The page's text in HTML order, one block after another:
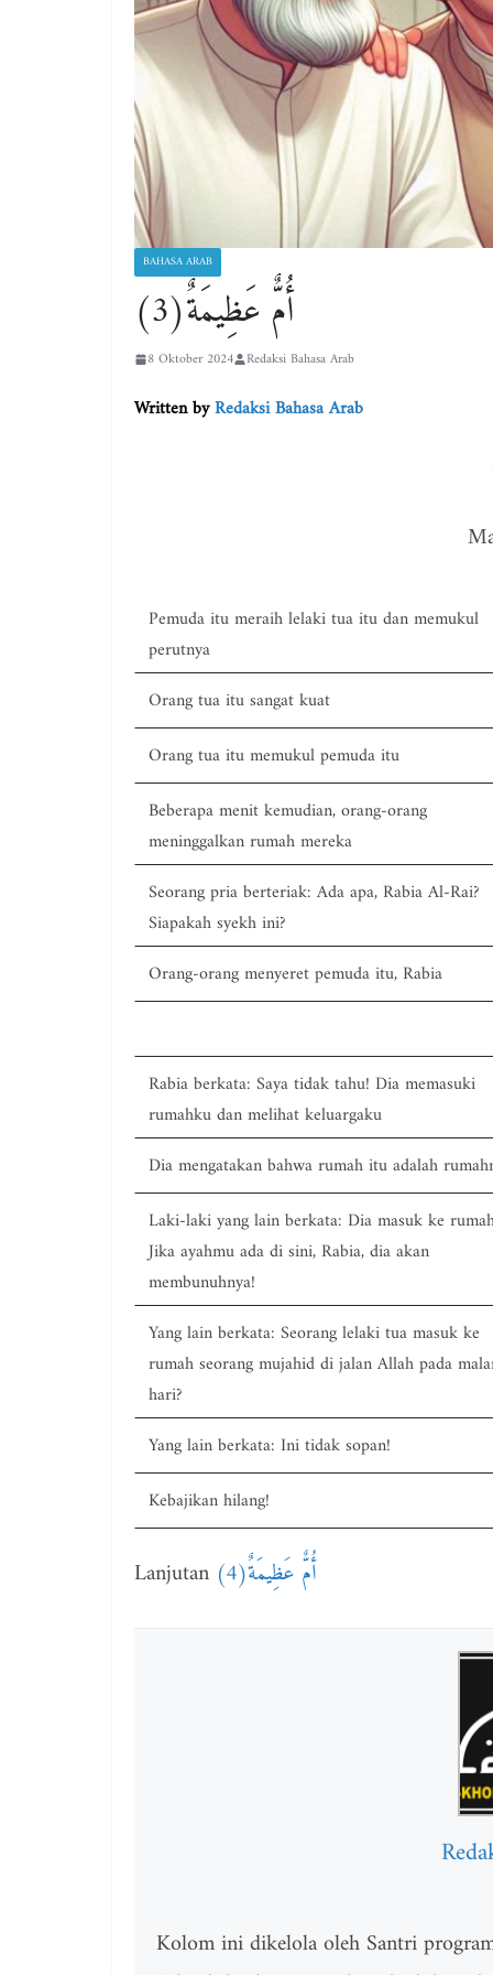
BAHASA ARAB
أُمٌّ عَظِيمَةٌ(3)
8 Oktober 2024 Redaksi Bahasa Arab
Written byRedaksi Bahasa Arab
Pemuda itu meraih lelaki tua itu dan memukul
perutnya
Orang tua itu sangat kuat
Orang tua itu memukul pemuda itu
Beberapa menit kemudian, orang-orang
meninggalkan rumah mereka
Seorang pria berteriak: Ada apa, Rabia Al-Rai?
Siapakah syekh ini?
Orang-orang menyeret pemuda itu, Rabia
Rabia berkata: Saya tidak tahu! Dia memasuki
rumahku dan melihat keluargaku
Dia mengatakan bahwa rumah itu adalah
Laki-laki yang lain berkata: Dia masuk ke
Jika ayahmu ada di sini, Rabia, dia akan
membunuhnya!
Yang lain berkata: Seorang lelaki tua masuk ke
rumah seorang mujahid di jalan Allah pada
hari?
Yang lain berkata: Ini tidak sopan!
Kebajikan hilang!
Lanjutan
أُمٌّ عَظِيمَةٌ(4)
Kolom ini dikelola oleh Santri